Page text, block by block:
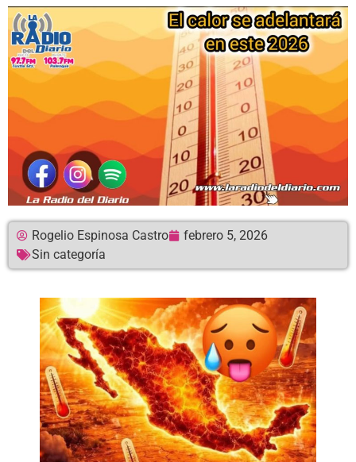
Rogelio Espinosa Castro
febrero 5, 2026
Sin categoría